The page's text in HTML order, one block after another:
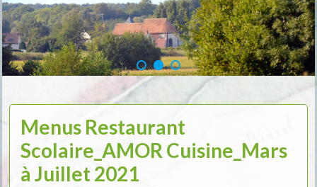
Menus Restaurant
Scolaire_AMOR Cuisine_Mars
à Juillet 2021